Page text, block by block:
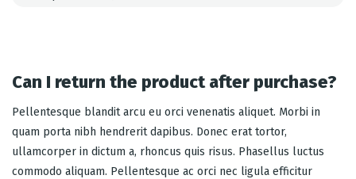
Can I return the product after purchase?
Pellentesque blandit arcu eu orci venenatis aliquet. Morbi in
quam porta nibh hendrerit dapibus. Donec erat tortor,
ullamcorper in dictum a, rhoncus quis risus. Phasellus luctus
commodo aliquam. Pellentesque ac orci nec ligula efficitur